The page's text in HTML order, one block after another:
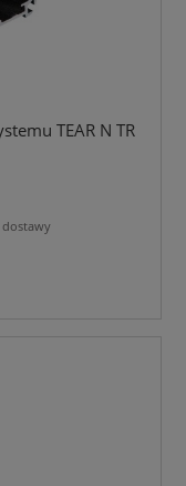
TEAR N TR
dostawy